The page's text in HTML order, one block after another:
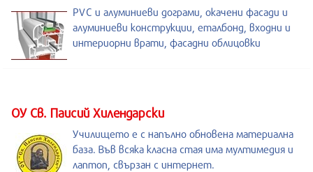
PVC и алуминиеви дограми, окачени фасади и
алуминиеви конструкции, еталбонд, входни и
интериорни врати, фасадни облицовки
ОУ Св. Паисий Хилендарски
Училището е с напълно обновена материална
база. Във всяка класна стая има мултимедия и
лаптоп, свързан с интернет.